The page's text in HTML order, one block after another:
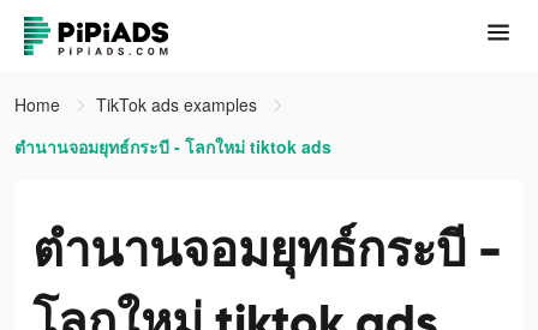
Home
TikTok ads examples
ตำนานจอมยุทธ์กระบี - โลกใหม่ tiktok ads
ตำนานจอมยุทธ์กระบี -